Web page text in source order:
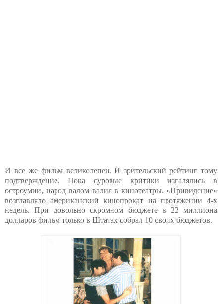
И все же фильм великолепен. И зрительский рейтинг тому
подтверждение. Пока суровые критики изгалялись в
остроумии, народ валом валил в кинотеатры. «Привидение»
возглавляло американский кинопрокат на протяжении 4-х
недель. При довольно скромном бюджете в 22 миллиона
долларов фильм только в Штатах собрал 10 своих бюджетов.